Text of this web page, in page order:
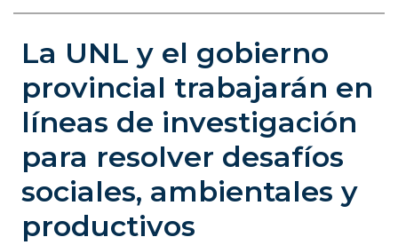
La UNL y el gobierno
provincial trabajarán en
líneas de investigación
para resolver desafíos
sociales, ambientales y
productivos